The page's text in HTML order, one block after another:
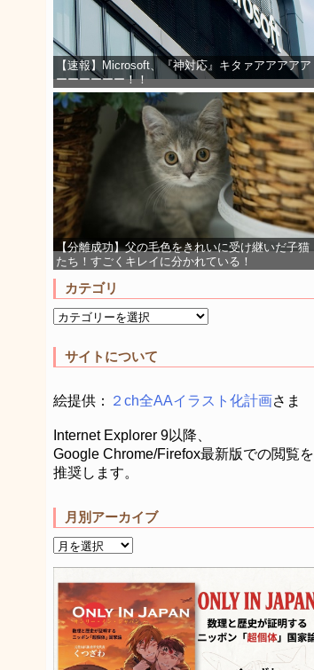
【速報】Microsoft、『神対応』キタァアアアアア
ーーーーーー！！
【分離成功】父の毛色をきれいに受け継いだ子猫
たち！すごくキレイに分かれている！
カテゴリ
サイトについて
絵提供： ２ch全AAイラスト化計画さま
Internet Explorer 9以降、
Google Chrome/Firefox最新版での閲覧を
推奨します。
月別アーカイブ